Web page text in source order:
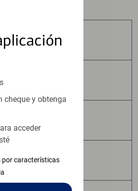
cheque y obtenga
acceder
por características
y seguros:
Asegurados por FDIC
Garantía Bancaria
Depósitos